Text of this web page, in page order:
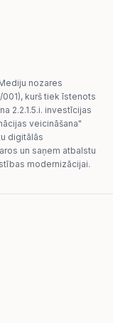
nozares
001), kurš tiek īstenots
2.2.1.5.i. investīcijas
veicināšana"
digitālās
un saņem atbalstu
modernizācijai.